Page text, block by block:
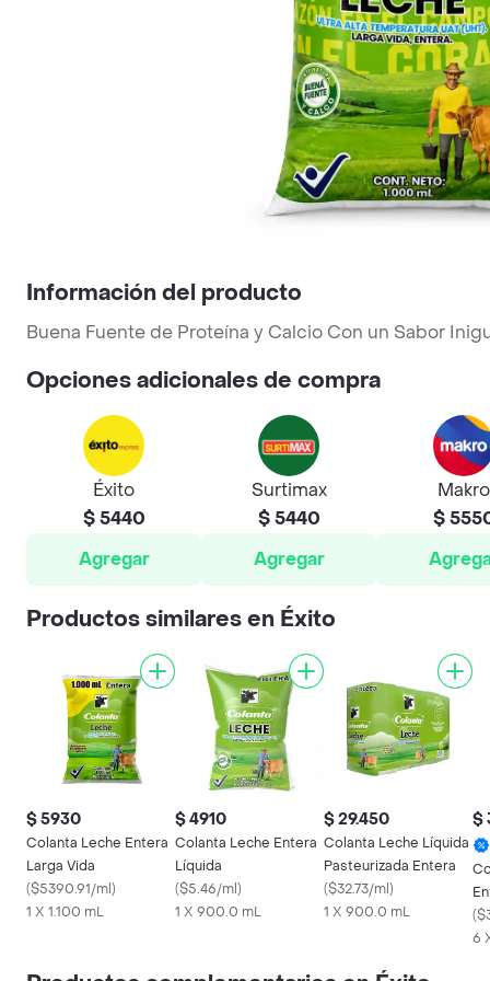
Información del producto
Buena Fuente de Proteína y Calcio Con un Sabor
Opciones adicionales de compra
Éxito
$ 5440
Agregar
Surtimax
$ 5440
Agregar
Makro
$
Productos similares en Éxito
$ 5930
Colanta Leche Entera
Larga Vida
($5390.91/ml)
1 X 1.100 mL
$ 4910
Colanta Leche Entera
Líquida
($5.46/ml)
1 X 900.0 mL
$ 29.450
Colanta Leche Líquida
Pasteurizada Entera
($32.73/ml)
1 X 900.0 mL
$
(
6